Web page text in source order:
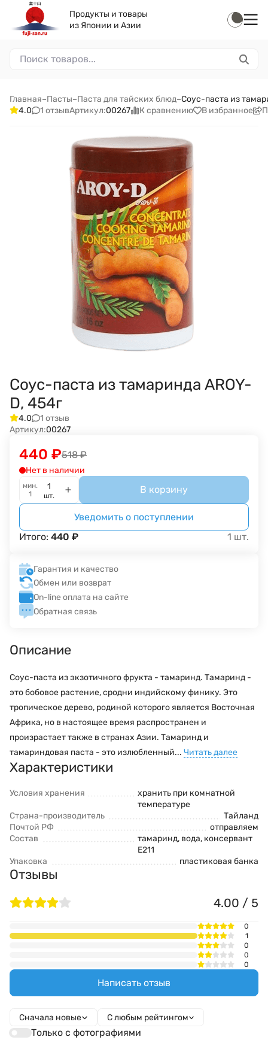
Продукты и товары
из Японии и Азии
Главная–Пасты–Паста для тайских блюд–Соус-паста из
4.0
1 отзывАртикул:00267 К сравнению В избранное
Соус-паста из тамаринда AROY-
D, 454г
4.0
1 отзыв
Артикул:00267
518 ₽
440 ₽
Нет в наличии
мин.
1
шт.
В корзину
Уведомить о поступлении
Итого: 440 ₽ 1 шт.
Гарантия и качество
Обмен или возврат
On-line оплата на сайте
Обратная связь
Описание
Соус-паста из экзотичного фрукта - тамаринд. Тамаринд -
это бобовое растение, сродни индийскому финику. Это
тропическое дерево, родиной которого является Восточная
Африка, но в настоящее время распространен и
произрастает также в странах Азии. Тамаринд и
тамариндовая паста - это излюбленный... Читать далее
Характеристики
Условия хранения
хранить при комнатной
температуре
Страна-производитель
Тайланд
Почтой РФ
отправляем
Состав
тамаринд, вода, консервант
Е211
Упаковка
пластиковая банка
Отзывы
4.00 / 5
0
1
0
0
0
Написать отзыв
Сначала новые С любым рейтингом
Только с фотографиями